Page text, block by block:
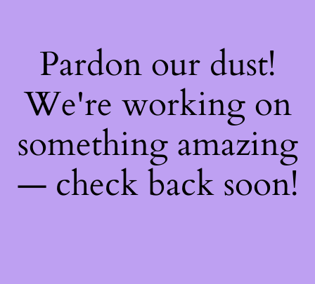
Pardon our dust!
We're working on
something amazing
— check back soon!